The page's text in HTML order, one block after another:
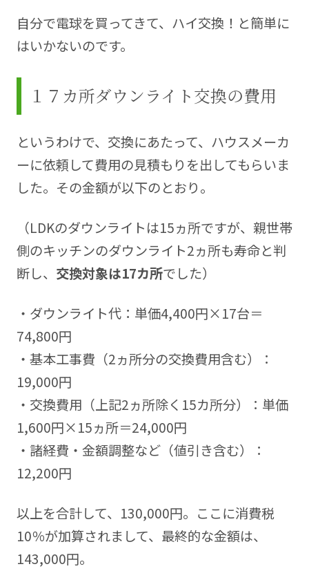
自分で電球を買ってきて、ハイ交換！と簡単に
はいかないのです。
１７カ所ダウンライト交換の費用
というわけで、交換にあたって、ハウスメーカ
ーに依頼して費用の見積もりを出してもらいま
した。その金額が以下のとおり。
（LDKのダウンライトは15ヵ所ですが、親世帯
側のキッチンのダウンライト2ヵ所も寿命と判
断し、 交換対象は17カ所でした）
・ダウンライト代：単価4,400円×17台＝
74,800円
・基本工事費（2ヵ所分の交換費用含む）：
19,000円
・交換費用（上記2ヵ所除く15カ所分）：単価
1,600円×15ヵ所＝24,000円
・諸経費・金額調整など（値引き含む）：
12,200円
以上を合計して、130,000円。ここに消費税
10％が加算されまして、最終的な金額は、
143,000円。